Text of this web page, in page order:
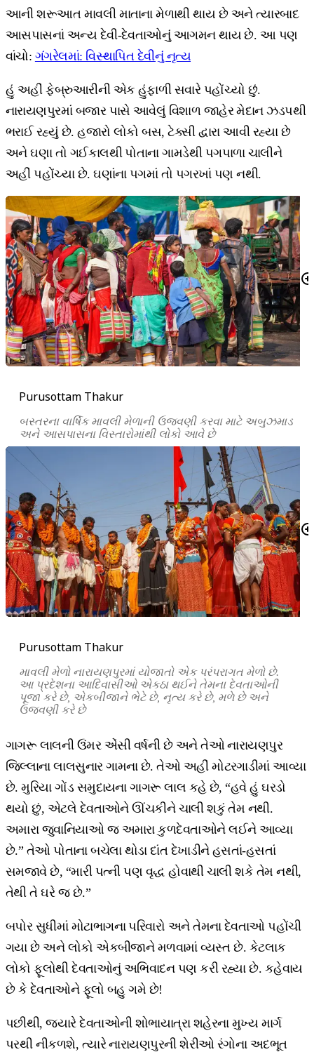
આની શરૂઆત માવલી માતાના મેળાથી થાય છે અને ત્યારબાદ
આસપાસનાં અન્ય દેવી-દેવતાઓનું આગમન થાય છે. આ પણ
વાંચો: ગંગરેલમાં: વિસ્થાપિત દેવીનું નૃત્ય
હું અહીં ફેબ્રુઆરીની એક હુંફાળી સવારે પહોંચ્યો છું.
નારાયણપુરમાં બજાર પાસે આવેલું વિશાળ જાહેર મેદાન ઝડપથી
ભરાઈ રહ્યું છે. હજારો લોકો બસ, ટેક્સી દ્વારા આવી રહ્યા છે
અને ઘણા તો ગઈકાલથી પોતાના ગામડેથી પગપાળા ચાલીને
અહીં પહોંચ્યા છે. ઘણાંના પગમાં તો પગરખાં પણ નથી.
Purusottam Thakur
બસ્તરના વાર્ષિક માવલી મેળાની ઉજવણી કરવા માટે અબુઝમાડ
અને આસપાસના વિસ્તારોમાંથી લોકો આવે છે
Purusottam Thakur
માવલી મેળો નારાયણપુરમાં યોજાતો એક પરંપરાગત મેળો છે.
આ પ્રદેશના આદિવાસીઓ એકઠા થઈને તેમના દેવતાઓની
પૂજા કરે છે, એકબીજાને ભેટે છે, નૃત્ય કરે છે, મળે છે અને
ઉજવણી કરે છે
ગાગરૂ લાલની ઉંમર એંસી વર્ષની છે અને તેઓ નારાયણપુર
જિલ્લાના લાલસુનાર ગામના છે. તેઓ અહીં મોટરગાડીમાં આવ્યા
છે. મુરિયા ગોંડ સમુદાયના ગાગરૂ લાલ કહે છે, “હવે હું ઘરડો
થયો છું, એટલે દેવતાઓને ઊંચકીને ચાલી શકું તેમ નથી.
અમારા જુવાનિયાઓ જ અમારા કુળદેવતાઓને લઈને આવ્યા
છે.” તેઓ પોતાના બચેલા થોડા દાંત દેખાડીને હસતાં-હસતાં
સમજાવે છે, “મારી પત્ની પણ વૃદ્ધ હોવાથી ચાલી શકે તેમ નથી,
તેથી તે ઘરે જ છે.”
બપોર સુધીમાં મોટાભાગના પરિવારો અને તેમના દેવતાઓ પહોંચી
ગયા છે અને લોકો એકબીજાને મળવામાં વ્યસ્ત છે. કેટલાક
લોકો ફૂલોથી દેવતાઓનું અભિવાદન પણ કરી રહ્યા છે. કહેવાય
છે કે દેવતાઓને ફૂલો બહુ ગમે છે!
પછીથી, જ્યારે દેવતાઓની શોભાયાત્રા શહેરના મુખ્ય માર્ગ
પરથી નીકળશે, ત્યારે નારાયણપુરની શેરીઓ રંગોના અદભૂત